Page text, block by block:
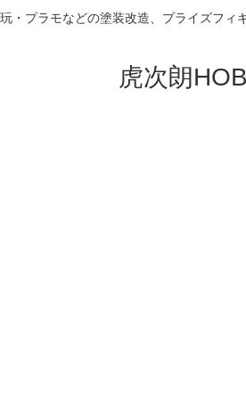
・プラモなどの塗装改造、プライズフィ
虎次朗